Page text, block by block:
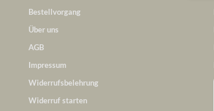
Bestellvorgang
Über uns
AGB
Impressum
Widerrufsbelehrung
Widerruf starten